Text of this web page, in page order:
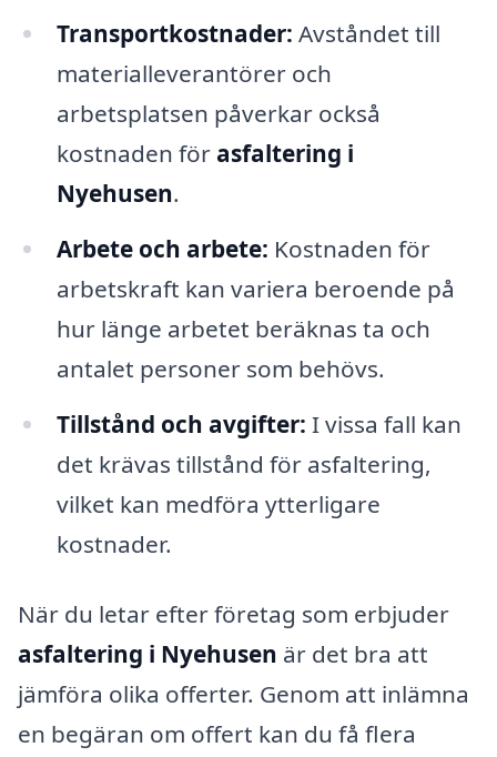
Transportkostnader: Avståndet till
materialleverantörer och
arbetsplatsen påverkar också
kostnaden för asfaltering i
Nyehusen.
Arbete och arbete: Kostnaden för
arbetskraft kan variera beroende på
hur länge arbetet beräknas ta och
antalet personer som behövs.
Tillstånd och avgifter: I vissa fall kan
det krävas tillstånd för asfaltering,
vilket kan medföra ytterligare
kostnader.
När du letar efter företag som erbjuder
asfaltering i Nyehusen är det bra att
jämföra olika offerter. Genom att inlämna
en begäran om offert kan du få flera